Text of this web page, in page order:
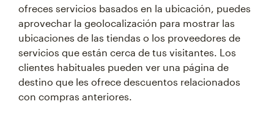
ofreces servicios basados en la ubicación, puedes
aprovechar la geolocalización para mostrar las
ubicaciones de las tiendas o los proveedores de
servicios que están cerca de tus visitantes. Los
clientes habituales pueden ver una página de
destino que les ofrece descuentos relacionados
con compras anteriores.